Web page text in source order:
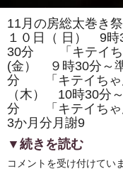
教
室
も
あ
り
ま
す。
は
11月の房総太巻き
１０日（ 日） 9
30分 「キテイち
(金） ９時30分～
分 「キテイちゃ
（木） 10時30分
分 「キテイちゃ
3か月分月謝9
▼続きを読む
11
コメントを受け付けてい